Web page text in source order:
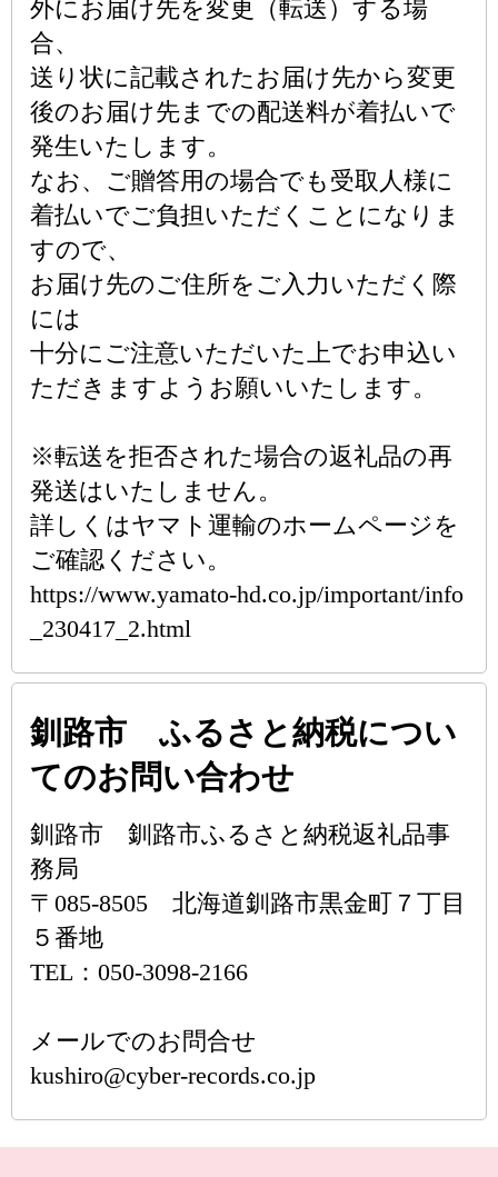
外にお届け先を変更（転送）する場
合、
送り状に記載されたお届け先から変更
後のお届け先までの配送料が着払いで
発生いたします。
なお、ご贈答用の場合でも受取人様に
着払いでご負担いただくことになりま
すので、
お届け先のご住所をご入力いただく際
には
十分にご注意いただいた上でお申込い
ただきますようお願いいたします。
※転送を拒否された場合の返礼品の再
発送はいたしません。
詳しくはヤマト運輸のホームページを
ご確認ください。
https://www.yamato-hd.co.jp/important/info
_230417_2.html
釧路市 ふるさと納税につい
てのお問い合わせ
釧路市 釧路市ふるさと納税返礼品事
務局
〒085-8505 北海道釧路市黒金町７丁目
５番地
TEL：050-3098-2166
メールでのお問合せ
kushiro@cyber-records.co.jp